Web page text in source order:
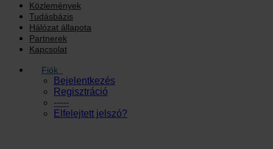
Közlemények
Tudásbázis
Hálózat állapota
Partnerek
Kapcsolat
Fiók
Bejelentkezés
Regisztráció
-----
Elfelejtett jelszó?